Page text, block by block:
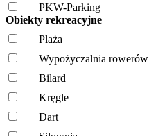
PKW-Parking
Obiekty rekreacyjne
Plaża
Wypożyczalnia rowerów
Bilard
Kręgle
Dart